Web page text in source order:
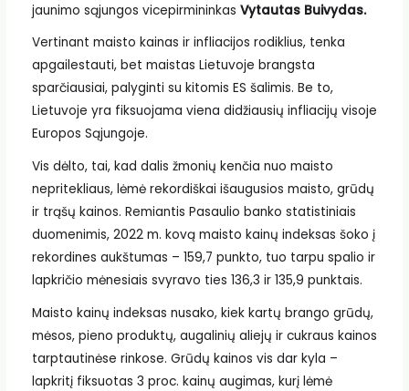
jaunimo sąjungos vicepirmininkas Vytautas Buivydas.
Vertinant maisto kainas ir infliacijos rodiklius, tenka
apgailestauti, bet maistas Lietuvoje brangsta
sparčiausiai, palyginti su kitomis ES šalimis. Be to,
Lietuvoje yra fiksuojama viena didžiausių infliacijų visoje
Europos Sąjungoje.
Vis dėlto, tai, kad dalis žmonių kenčia nuo maisto
nepritekliaus, lėmė rekordiškai išaugusios maisto, grūdų
ir trąšų kainos. Remiantis Pasaulio banko statistiniais
duomenimis, 2022 m. kovą maisto kainų indeksas šoko į
rekordines aukštumas – 159,7 punkto, tuo tarpu spalio ir
lapkričio mėnesiais svyravo ties 136,3 ir 135,9 punktais.
Maisto kainų indeksas nusako, kiek kartų brango grūdų,
mėsos, pieno produktų, augalinių aliejų ir cukraus kainos
tarptautinėse rinkose. Grūdų kainos vis dar kyla –
lapkritį fiksuotas 3 proc. kainų augimas, kurį lėmė